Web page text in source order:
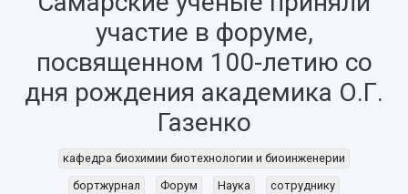
участие в форуме,
посвященном 100-летию со
дня рождения академика О.Г.
Газенко
кафедра биохимии биотехнологии и биоинженерии
бортжурнал
Форум Наука
сотруднику